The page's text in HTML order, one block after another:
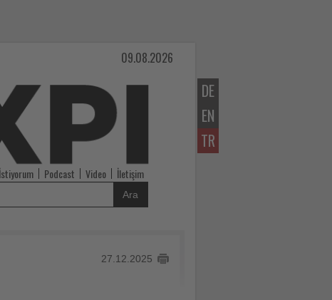
DE
EN
TR
09.08.2026
Podcast Video İletişim
Ara
27.12.2025